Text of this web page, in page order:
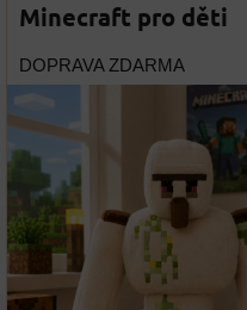
Minecraft pro děti
DOPRAVA ZDARMA